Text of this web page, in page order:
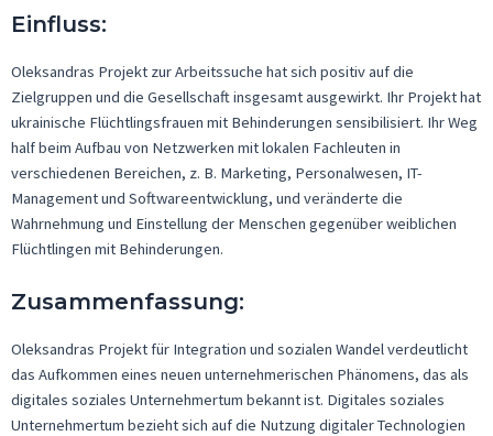
Einfluss:
Oleksandras Projekt zur Arbeitssuche hat sich positiv auf die
Zielgruppen und die Gesellschaft insgesamt ausgewirkt. Ihr Projekt hat
ukrainische Flüchtlingsfrauen mit Behinderungen sensibilisiert. Ihr Weg
half beim Aufbau von Netzwerken mit lokalen Fachleuten in
verschiedenen Bereichen, z. B. Marketing, Personalwesen, IT-
Management und Softwareentwicklung, und veränderte die
Wahrnehmung und Einstellung der Menschen gegenüber weiblichen
Flüchtlingen mit Behinderungen.
Zusammenfassung:
Oleksandras Projekt für Integration und sozialen Wandel verdeutlicht
das Aufkommen eines neuen unternehmerischen Phänomens, das als
digitales soziales Unternehmertum bekannt ist. Digitales soziales
Unternehmertum bezieht sich auf die Nutzung digitaler Technologien